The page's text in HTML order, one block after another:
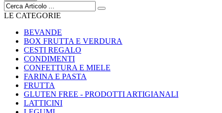
LE CATEGORIE
BEVANDE
BOX FRUTTA E VERDURA
CESTI REGALO
CONDIMENTI
CONFETTURA E MIELE
FARINA E PASTA
FRUTTA
GLUTEN FREE - PRODOTTI ARTIGIANALI
LATTICINI